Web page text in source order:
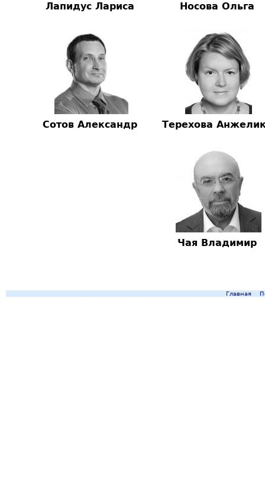
Лапидус Лариса Носова Ольга
Сотов Александр Терехова
Чая Владимир
Главная